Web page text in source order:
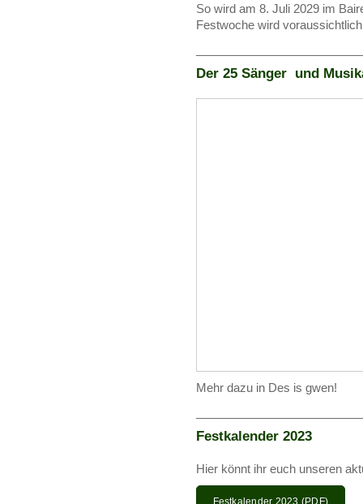
So wird am 8. Juli 2029 im
Festwoche wird
Der 25 Sänger und
Mehr dazu in Des is gwen!
Festkalender 2023
Hier könnt ihr euch unseren
Festkalender 2023 (PDF)